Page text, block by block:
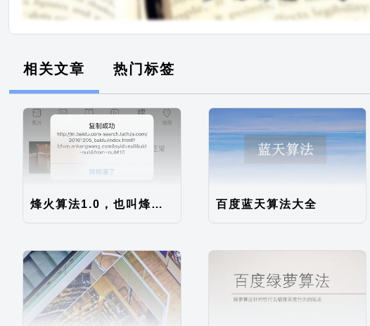
相关文章 热门标签
烽火算法1.0，也叫烽火计划 百度蓝天算法大全